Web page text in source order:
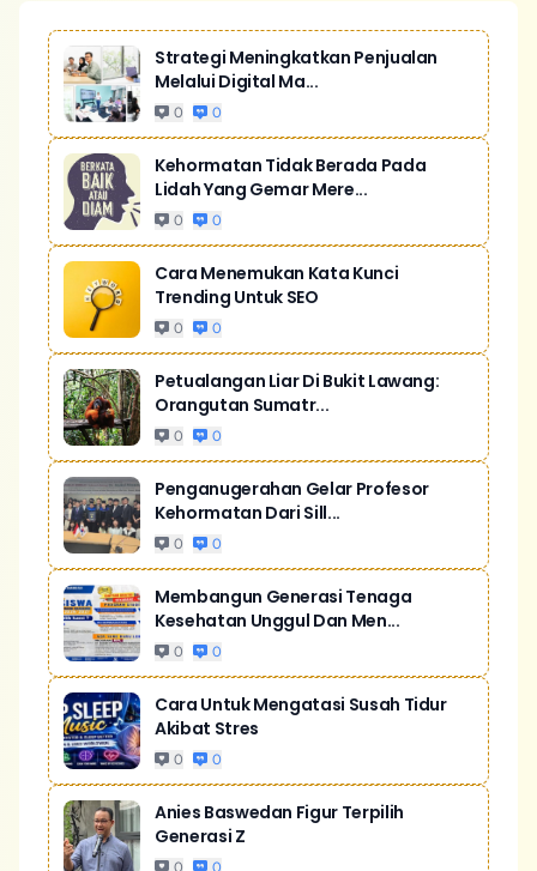
Strategi Meningkatkan Penjualan
Melalui Digital Ma...
0 0
Kehormatan Tidak Berada Pada
Lidah Yang Gemar Mere...
0 0
Cara Menemukan Kata Kunci
Trending Untuk SEO
0 0
Petualangan Liar Di Bukit Lawang:
Orangutan Sumatr...
0 0
Penganugerahan Gelar Profesor
Kehormatan Dari Sill...
0 0
Membangun Generasi Tenaga
Kesehatan Unggul Dan Men...
0 0
Cara Untuk Mengatasi Susah Tidur
Akibat Stres
0 0
Anies Baswedan Figur Terpilih
Generasi Z
0 0